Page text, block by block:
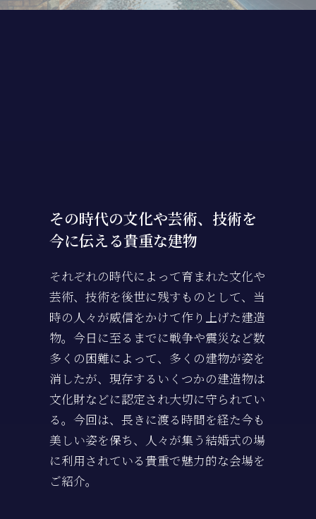
その時代の文化や芸術、技術を
今に伝える貴重な建物
それぞれの時代によって育まれた文化や
芸術、技術を後世に残すものとして、当
時の人々が威信をかけて作り上げた建造
物。今日に至るまでに戦争や震災など数
多くの困難によって、多くの建物が姿を
消したが、現存するいくつかの建造物は
文化財などに認定され大切に守られてい
る。今回は、長きに渡る時間を経た今も
美しい姿を保ち、人々が集う結婚式の場
に利用されている貴重で魅力的な会場を
ご紹介。